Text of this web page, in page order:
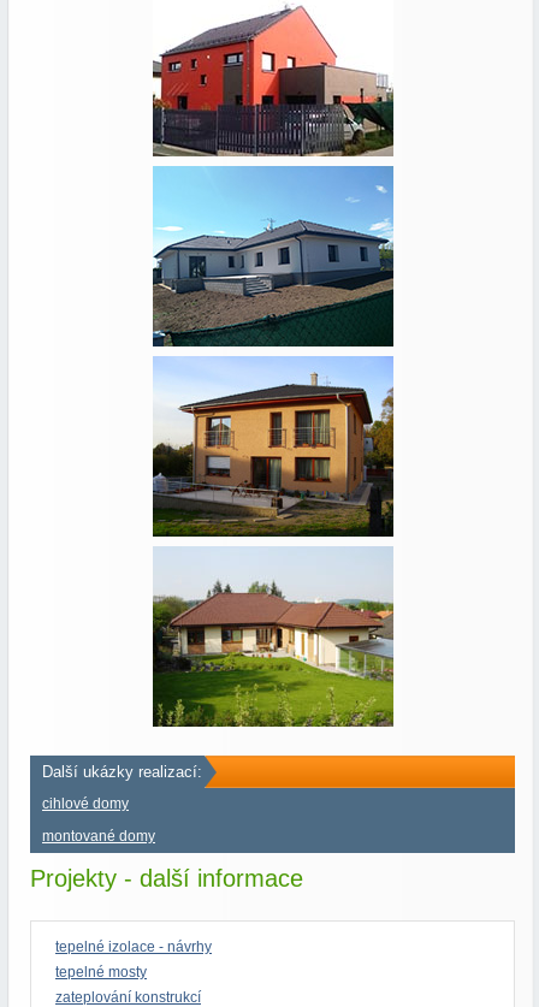
Další ukázky realizací:
cihlové domy
montované domy
Projekty - další informace
tepelné izolace - návrhy
tepelné mosty
zateplování konstrukcí